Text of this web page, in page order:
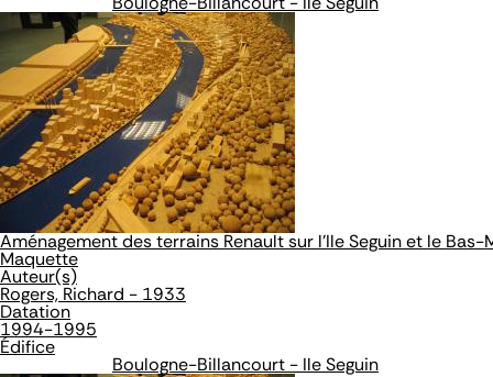
Aménagement des terrains Renault sur l'Ile Seguin et le Bas-
Maquette
Auteur(s)
Rogers, Richard - 1933
Datation
1994-1995
Édifice
Boulogne-Billancourt - Ile Seguin